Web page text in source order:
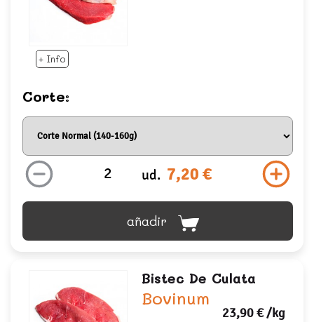
+ Info
Corte:
ud. 7,20 €
añadir
Bistec De Culata
Bovinum
23,90 €/kg